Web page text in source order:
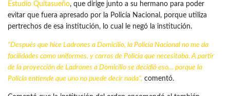
Estudio Quitasueño, que dirige junto a su hermano para poder
evitar que fuera apresado por la Policía Nacional, porque utiliza
pertrechos de esa institución, lo cual le negó la institución.
“Después que hice Ladrones a Domicilio, la Policía Nacional no me da
facilidades como uniformes, y carros de Policía que necesitaba. A partir
de la proyección de Ladrones a Domicilio se decidió eso… porque la
Policía entiende que uno no puede decir nada”, comentó.